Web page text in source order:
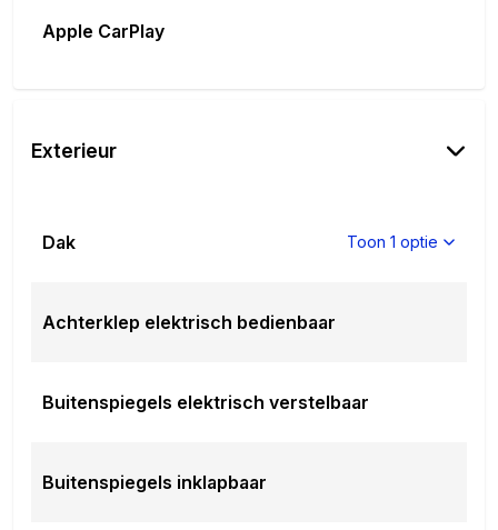
Apple CarPlay
Exterieur
Dak Toon 1 optie
Achterklep elektrisch bedienbaar
Buitenspiegels elektrisch verstelbaar
Buitenspiegels inklapbaar